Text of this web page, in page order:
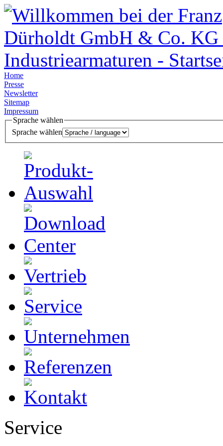
Home
Presse
Newsletter
Sitemap
Impressum
Sprache wählen
Sprache wählen
Service